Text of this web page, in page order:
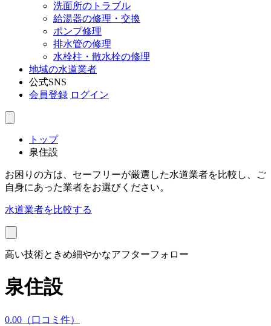
洗面所のトラブル
給湯器の修理・交換
ポンプ修理
排水管の修理
水栓柱・散水栓の修理
地域の水道業者
公式SNS
会員登録 ログイン
トップ
泉住設
お困りの方は、セーフリーが厳選した水道業者を比較し、ご
自身にあった業者をお選びください。
水道業者を比較する
高い技術ときめ細やかなアフターフォロー
泉住設
0.00 （口コミ 件）